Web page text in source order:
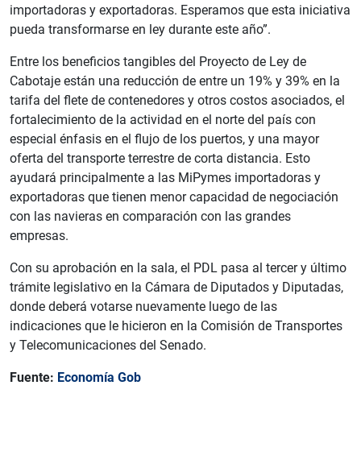
importadoras y exportadoras. Esperamos que esta iniciativa
pueda transformarse en ley durante este año”.
Entre los beneficios tangibles del Proyecto de Ley de
Cabotaje están una reducción de entre un 19% y 39% en la
tarifa del flete de contenedores y otros costos asociados, el
fortalecimiento de la actividad en el norte del país con
especial énfasis en el flujo de los puertos, y una mayor
oferta del transporte terrestre de corta distancia. Esto
ayudará principalmente a las MiPymes importadoras y
exportadoras que tienen menor capacidad de negociación
con las navieras en comparación con las grandes
empresas.
Con su aprobación en la sala, el PDL pasa al tercer y último
trámite legislativo en la Cámara de Diputados y Diputadas,
donde deberá votarse nuevamente luego de las
indicaciones que le hicieron en la Comisión de Transportes
y Telecomunicaciones del Senado.
Fuente: Economía Gob